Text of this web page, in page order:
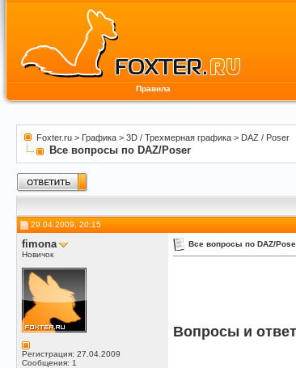
Правила
Foxter.ru > Графика > 3D / Трехмерная графика > DAZ / Poser
Все вопросы по DAZ/Poser
29.04.2009, 20:15
fimona
Новичок
Регистрация: 27.04.2009
Сообщения: 1
Все вопросы по DAZ/
Вопросы и